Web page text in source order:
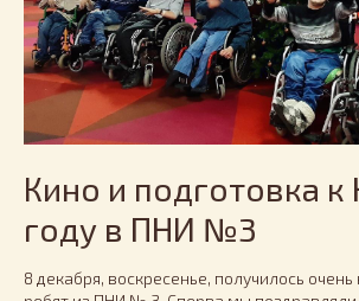
Кино и подготовка
году в ПНИ №3
8 декабря, воскресенье, получилось